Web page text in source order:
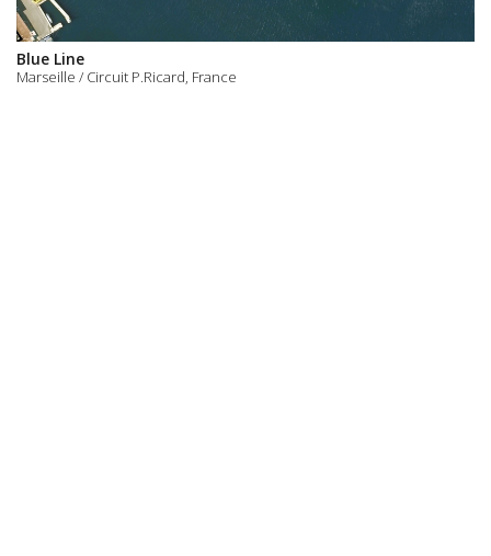
Blue Line
Marseille / Circuit P.Ricard, France